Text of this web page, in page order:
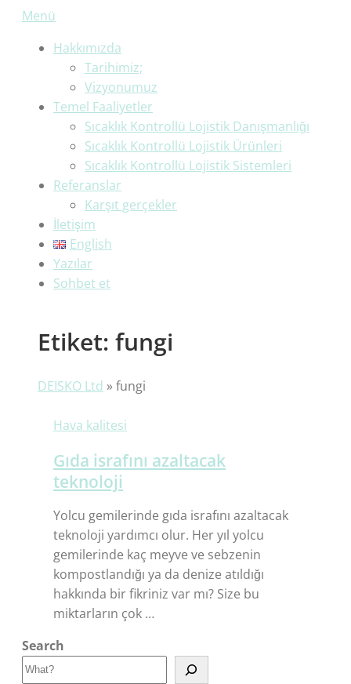
İçeriğe
Menü
Hakkımızda
Tarihimiz;
Vizyonumuz
Temel Faaliyetler
Sıcaklık Kontrollü Lojistik Danışmanlığı
Sıcaklık Kontrollü Lojistik Ürünleri
Sıcaklık Kontrollü Lojistik Sistemleri
Referanslar
Karşıt gerçekler
İletişim
English
Yazılar
Sohbet et
Etiket: fungi
DEISKO Ltd »fungi
Hava kalitesi
Gıda israfını azaltacak
teknoloji
Yolcu gemilerinde gıda israfını azaltacak
teknoloji yardımcı olur. Her yıl yolcu
gemilerinde kaç meyve ve sebzenin
kompostlandığı ya da denize atıldığı
hakkında bir fikriniz var mı? Size bu
miktarların çok …
Search